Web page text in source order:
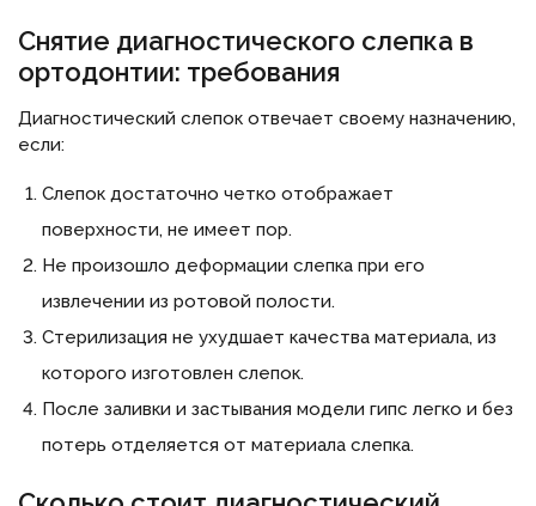
Снятие диагностического слепка в
ортодонтии: требования
Диагностический слепок отвечает своему назначению,
если:
Слепок достаточно четко отображает
поверхности, не имеет пор.
Не произошло деформации слепка при его
извлечении из ротовой полости.
Стерилизация не ухудшает качества материала, из
которого изготовлен слепок.
После заливки и застывания модели гипс легко и без
потерь отделяется от материала слепка.